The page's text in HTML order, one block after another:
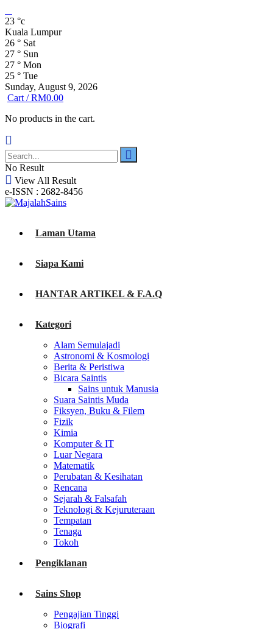
23 °c
Kuala Lumpur
26 ° Sat
27 ° Sun
27 ° Mon
25 ° Tue
Sunday, August 9, 2026
Cart /RM0.00
No products in the cart.
No Result
View All Result
e-ISSN : 2682-8456
Laman Utama
Siapa Kami
HANTAR ARTIKEL & F.A.Q
Kategori
Alam Semulajadi
Astronomi & Kosmologi
Berita & Peristiwa
Bicara Saintis
Sains untuk Manusia
Suara Saintis Muda
Fiksyen, Buku & Filem
Fizik
Kimia
Komputer & IT
Luar Negara
Matematik
Perubatan & Kesihatan
Rencana
Sejarah & Falsafah
Teknologi & Kejuruteraan
Tempatan
Tenaga
Tokoh
Pengiklanan
Sains Shop
Pengajian Tinggi
Biografi